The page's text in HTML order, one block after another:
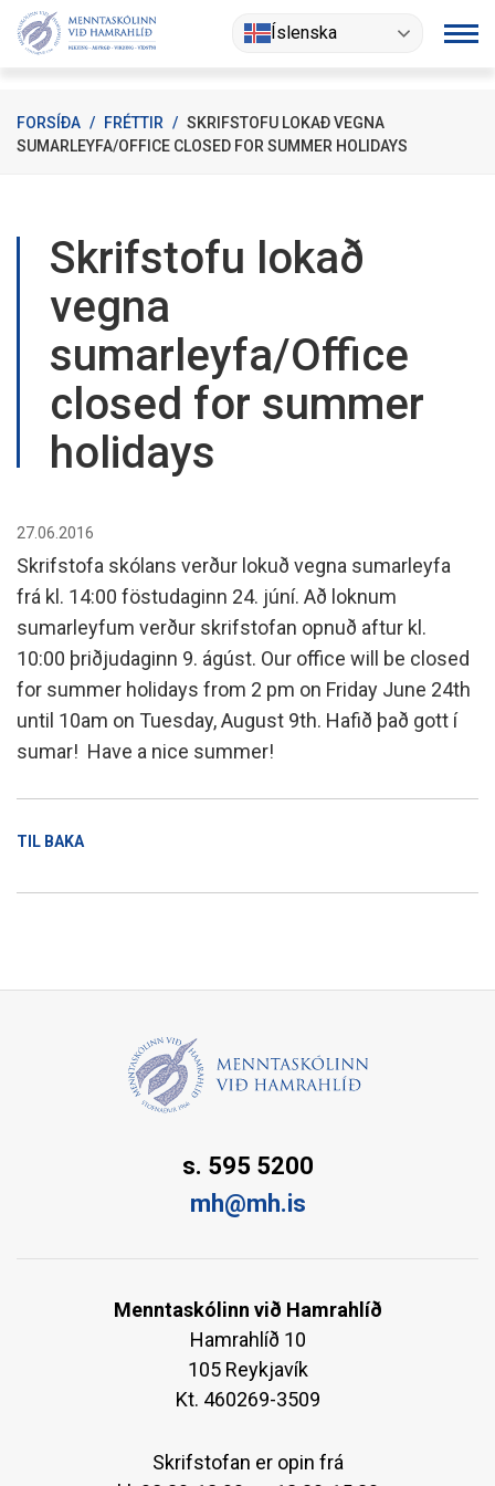
Fara
Íslenska
FORSÍÐA / FRÉTTIR / SKRIFSTOFU LOKAÐ VEGNA
SUMARLEYFA/OFFICE CLOSED FOR SUMMER HOLIDAYS
Skrifstofu lokað
vegna
sumarleyfa/Office
closed for summer
holidays
27.06.2016
Skrifstofa skólans verður lokuð vegna sumarleyfa
frá kl. 14:00 föstudaginn 24. júní. Að loknum
sumarleyfum verður skrifstofan opnuð aftur kl.
10:00 þriðjudaginn 9. ágúst. Our office will be closed
for summer holidays from 2 pm on Friday June 24th
until 10am on Tuesday, August 9th. Hafið það gott í
sumar! Have a nice summer!
TIL BAKA
s. 595 5200
mh@mh.is
Menntaskólinn við Hamrahlíð
Hamrahlíð 10
105 Reykjavík
Kt. 460269-3509
Skrifstofan er opin frá